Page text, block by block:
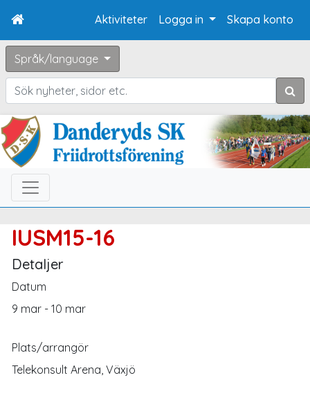
Aktiviteter Logga in Skapa konto
Språk/language
Sök
IUSM15-16
Detaljer
Datum
9 mar - 10 mar
Plats/arrangör
Telekonsult Arena, Växjö